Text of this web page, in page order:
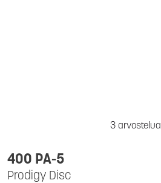
3 arvostelua
Prodigy Disc
400 PA-5